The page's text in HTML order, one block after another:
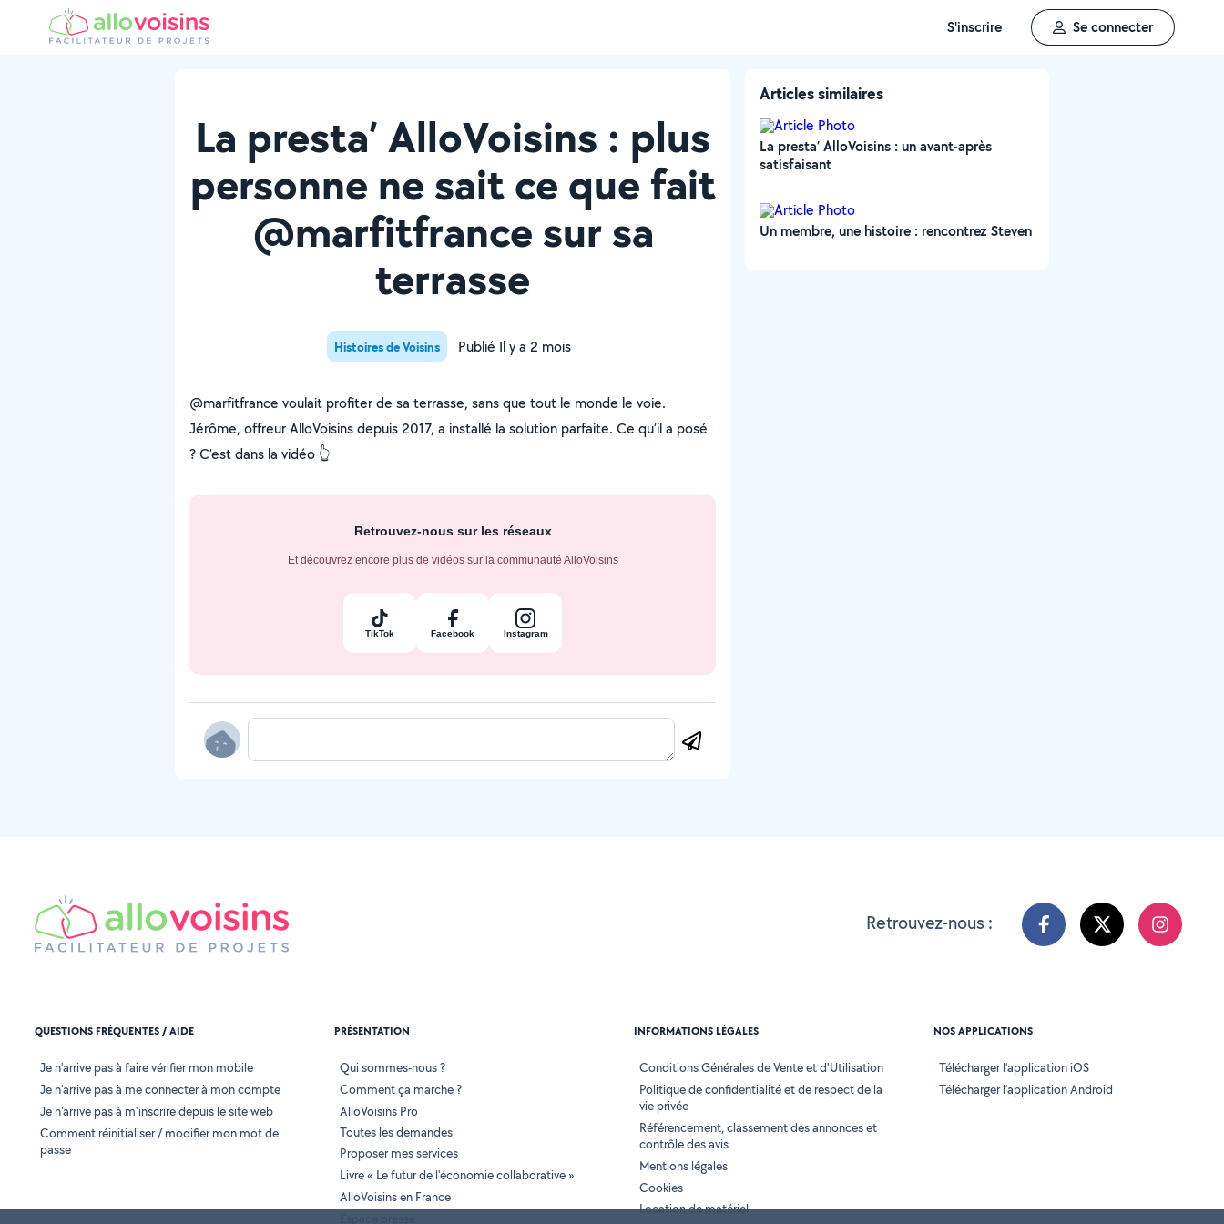
S'inscrire Se connecter
La presta’ AlloVoisins : plus
personne ne sait ce que fait
@marfitfrance sur sa
terrasse
Histoires de Voisins Publié Il y a 2 mois
@marfitfrance voulait profiter de sa terrasse, sans que tout le monde le voie.
Jérôme, offreur AlloVoisins depuis 2017, a installé la solution parfaite. Ce qu’il a posé
? C’est dans la vidéo 👆
Retrouvez-nous sur les réseaux
Et découvrez encore plus de vidéos sur la communauté AlloVoisins
TikTok Facebook Instagram
Articles similaires
La presta’ AlloVoisins : un avant-après
satisfaisant
Un membre, une histoire : rencontrez Steven
Retrouvez-nous :
QUESTIONS FRÉQUENTES / AIDE
Je n'arrive pas à faire vérifier mon mobile
Je n'arrive pas à me connecter à mon compte
Je n'arrive pas à m'inscrire depuis le site web
Comment réinitialiser / modifier mon mot de
passe
PRÉSENTATION
Qui sommes-nous ?
Comment ça marche ?
AlloVoisins Pro
Toutes les demandes
Proposer mes services
Livre « Le futur de l'économie collaborative »
AlloVoisins en France
INFORMATIONS LÉGALES
Conditions Générales de Vente et d'Utilisation
Politique de confidentialité et de respect de la
vie privée
Référencement, classement des annonces et
contrôle des avis
Mentions légales
Cookies
Location de matériel
NOS APPLICATIONS
Télécharger l’application iOS
Télécharger l’application Android